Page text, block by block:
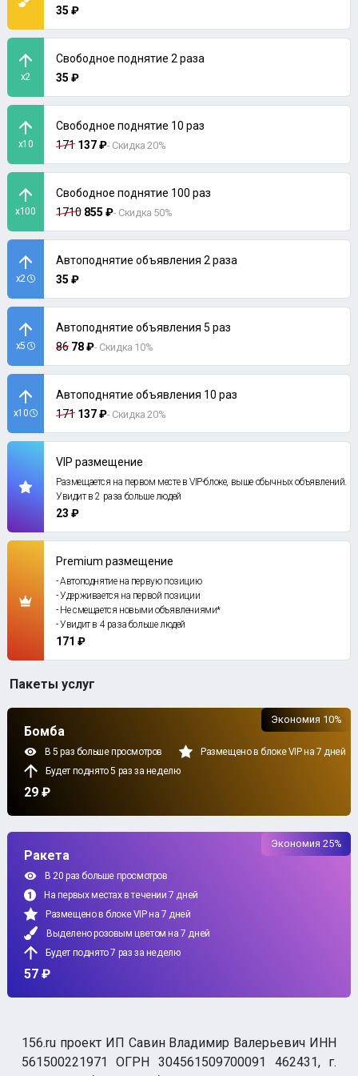
35 ₽
x2
Свободное поднятие 2 раза
35 ₽
x10
Свободное поднятие 10 раз
171 137 ₽- Скидка 20%
x100
Свободное поднятие 100 раз
1710 855 ₽- Скидка 50%
x2
Автоподнятие объявления 2 раза
35 ₽
x5
Автоподнятие объявления 5 раз
86 78 ₽- Скидка 10%
x10
Автоподнятие объявления 10 раз
171 137 ₽- Скидка 20%
VIP размещение
Размещается на первом месте в VIP-блоке, выше обычных объявлений.
Увидит в 2 раза больше людей
23 ₽
Premium размещение
- Автоподнятие на первую позицию
- Удерживается на первой позиции
- Не смещается новыми объявлениями*
- Увидит в 4 раза больше людей
171 ₽
Пакеты услуг
Бомба
В 5 раз больше просмотров
Размещено в блоке VIP на 7 дней
Будет поднято 5 раз за неделю
29 ₽
Экономия 10%
Ракета
В 20 раз больше просмотров
На первых местах в течении 7 дней
Размещено в блоке VIP на 7 дней
Выделено розовым цветом на 7 дней
Будет поднято 7 раз за неделю
57 ₽
Экономия 25%
156.ru проект ИП Савин Владимир Валерьевич ИНН
561500221971 ОГРН 304561509700091 462431, г.